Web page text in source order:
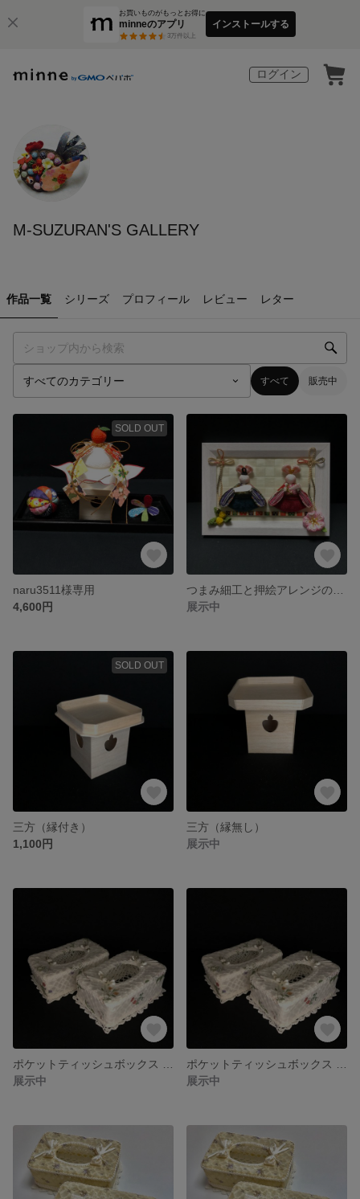
お買いものがもっとお得に
minneのアプリ
3万件以上
インストールする
ログイン
M-SUZURAN'S GALLERY
作品一覧 シリーズ プロフィール レビュー レター
すべて 販売中
SOLD OUT
naru3511様専用
4,600円
展示中
SOLD OUT
三方（縁付き）
1,100円
三方（縁無し）
展示中
展示中
展示中